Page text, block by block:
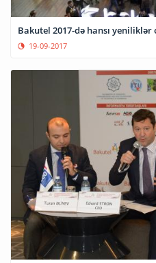
Bakutel 2017-də hansı yeniliklər
19-09-2017